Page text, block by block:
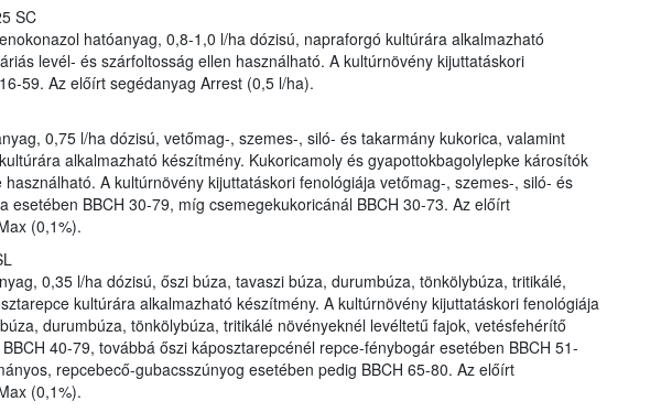
SC
hatóanyag, 0,8-1,0 l/ha dózisú, napraforgó kultúrára alkalmazható
levél- és szárfoltosság ellen használható. A kultúrnövény kijuttatáskori
59. Az előírt segédanyag Arrest (0,5 l/ha).
0,75 l/ha dózisú, vetőmag-, szemes-, siló- és takarmány kukorica, valamint
alkalmazható készítmény. Kukoricamoly és gyapottokbagolylepke károsítók
A kultúrnövény kijuttatáskori fenológiája vetőmag-, szemes-, siló- és
esetében BBCH 30-79, míg csemegekukoricánál BBCH 30-73. Az előírt
(0,1%).
0,35 l/ha dózisú, őszi búza, tavaszi búza, durumbúza, tönkölybúza, tritikálé,
kultúrára alkalmazható készítmény. A kultúrnövény kijuttatáskori fenológiája
durumbúza, tönkölybúza, tritikálé növényeknél levéltetű fajok, vetésfehérítő
40-79, továbbá őszi káposztarepcénél repce-fénybogár esetében BBCH 51-
repcebecő-gubacsszúnyog esetében pedig BBCH 65-80. Az előírt
(0,1%).